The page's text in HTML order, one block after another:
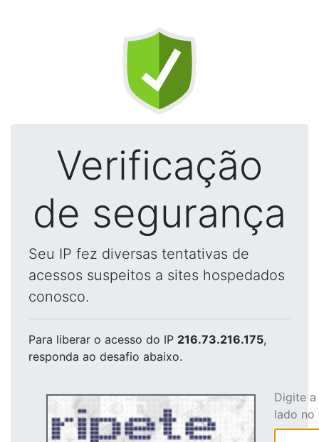
Verificação
de segurança
Seu IP fez diversas tentativas de
acessos suspeitos a sites hospedados
conosco.
Para liberar o acesso do IP 216.73.216.175,
responda ao desafio abaixo.
Digite
lado no